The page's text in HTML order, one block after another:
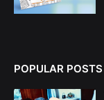
POPULAR POSTS